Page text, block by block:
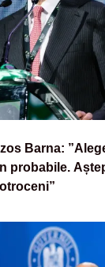
Barna:
probabile.